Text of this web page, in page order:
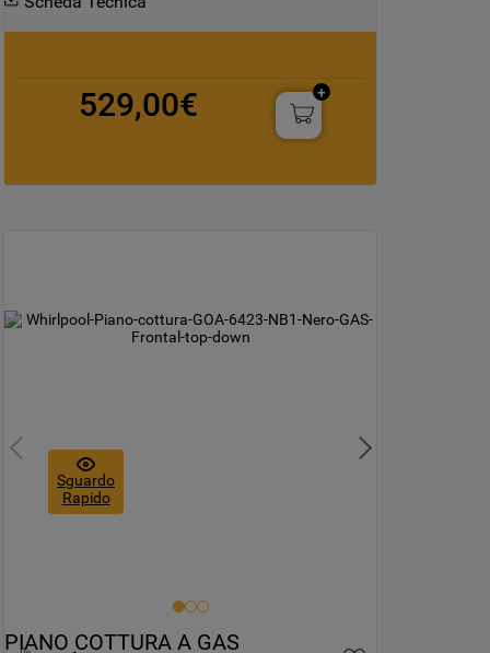
529,00€
Sguardo
Rapido
PIANO COTTURA A GAS